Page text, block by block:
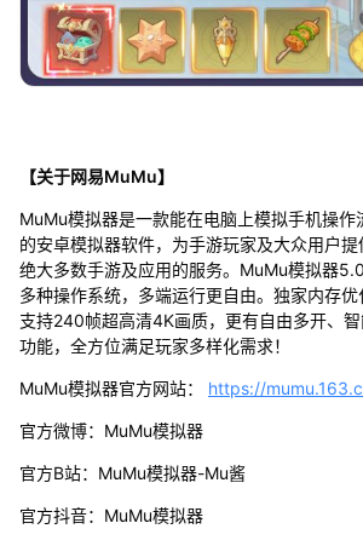
【关于网易MuMu】
MuMu模拟器是一款能在电脑上模拟手机操作
的安卓模拟器软件，为手游玩家及大众用户
绝大多数手游及应用的服务。MuMu模拟器
多种操作系统，多端运行更自由。独家内存优
支持240帧超高清4K画质，更有自由多开、
功能，全方位满足玩家多样化需求！
MuMu模拟器官方网站： https://
官方微博：MuMu模拟器
官方B站：MuMu模拟器-Mu酱
官方抖音：MuMu模拟器